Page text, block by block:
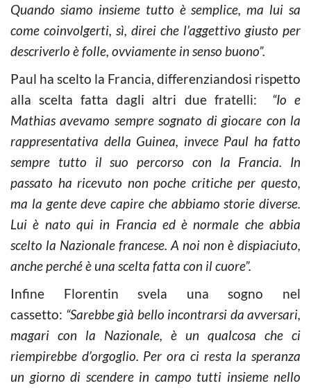
Quando siamo insieme tutto è semplice, ma lui sa
come coinvolgerti, sì, direi che l’aggettivo giusto per
descriverlo è folle, ovviamente in senso buono”.
Paul ha scelto la Francia, differenziandosi rispetto
alla scelta fatta dagli altri due fratelli: “Io e
Mathias avevamo sempre sognato di giocare con la
rappresentativa della Guinea, invece Paul ha fatto
sempre tutto il suo percorso con la Francia. In
passato ha ricevuto non poche critiche per questo,
ma la gente deve capire che abbiamo storie diverse.
Lui è nato qui in Francia ed è normale che abbia
scelto la Nazionale francese. A noi non è dispiaciuto,
anche perché è una scelta fatta con il cuore”.
Infine Florentin svela una sogno nel
cassetto: “Sarebbe già bello incontrarsi da avversari,
magari con la Nazionale, è un qualcosa che ci
riempirebbe d’orgoglio. Per ora ci resta la speranza
un giorno di scendere in campo tutti insieme nello